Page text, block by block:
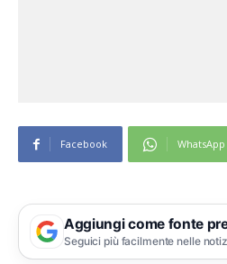
Facebook WhatsApp
Aggiungi come fonte
Seguici più facilmente nelle